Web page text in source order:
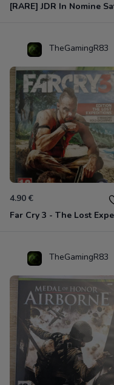
TheGamingR83
4.90 €
TheGamingR83